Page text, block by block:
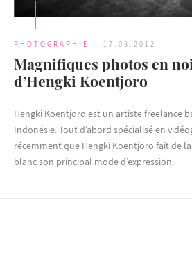
PHOTOGRAPHIE 17.08.2012
Magnifiques photos en
d’Hengki Koentjoro
Hengki Koentjoro est un artiste freelance
Indonésie. Tout d’abord spécialisé en
récemment que Hengki Koentjoro fait de
blanc son principal mode d’expression.